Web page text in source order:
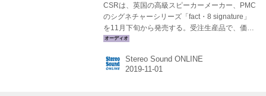
CSRは、英国の高級スピーカーメーカー、PMC
のシグネチャーシリーズ「fact・8 signature」
を11月下旬から発売する。受注生産品で、価格
は￥990,000（ペア。税別）の予定だ。 PMC
て、1991年に英国で創立したスピーカー専業メ
ーカーだ。放送・映画・音楽制作、マスタリン
Stereo Sound ONLINE